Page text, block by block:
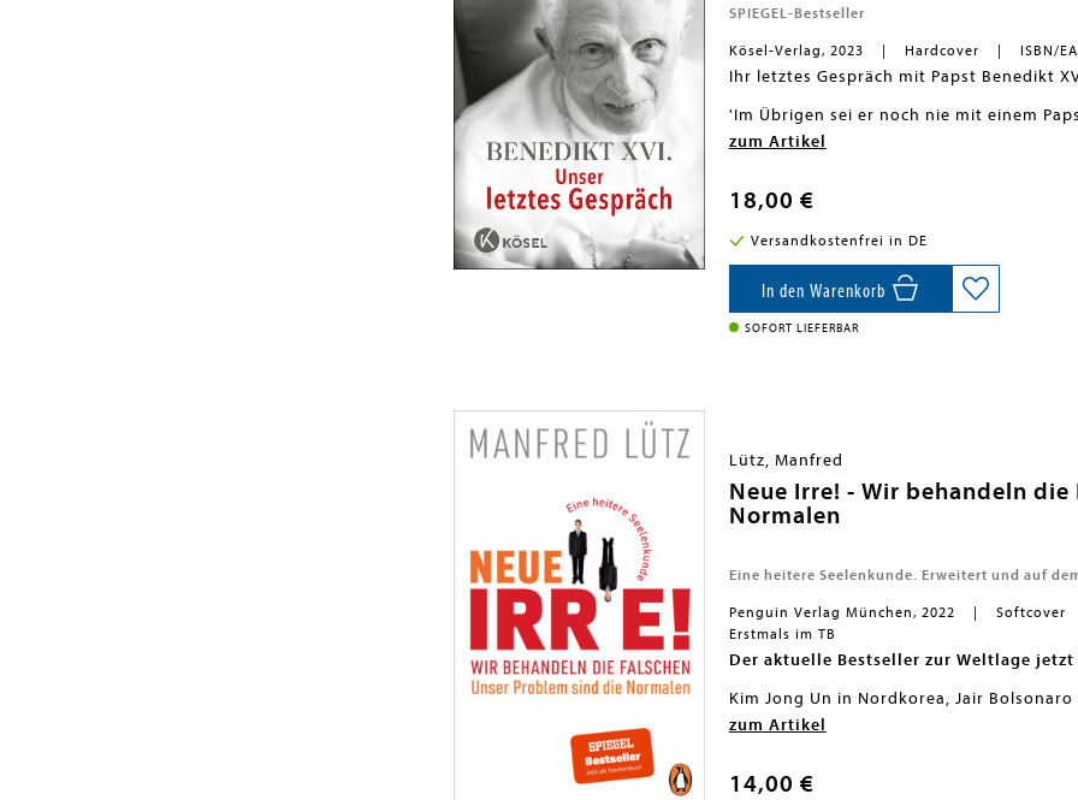
SPIEGEL-Bestseller
Kösel-Verlag, 2023 Hardcover ISBN/
Ihr letztes Gespräch mit Papst Benedikt
'Im Übrigen sei er noch nie mit einem
XII.'Markus Lanz und Manfred Lütz
sie. Und dann trafen sie ihn noch einmal,
hemmungslos offen.Und so ist dieses
größten Theologen unserer Zeit wirft,
Jahrtausend und einen eindrucksvollen
aus der Ruhe bringen ließ und im Herzen
Schicksal wider Willen auf die große
Ausstattung: Mit Schwarz-Weiß-
zum Artikel
18,00 €
Versandkostenfrei in DE
In den Warenkorb
SOFORT LIEFERBAR
Lütz, Manfred
Neue Irre! - Wir behandeln
Normalen
Eine heitere Seelenkunde. Erweitert und auf
Penguin Verlag München, 2022 Softcover
Erstmals im TB
Der aktuelle Bestseller zur Weltlage jetzt
Kim Jong Un in Nordkorea, Jair
USA - weltweit scheint der Irrsinn
überhaupt wirklich verrückt? Was vor
unvermeidlich. Der Irrsinn hat die Macht
Aber auch Psychiatrie und
Irre!« den aktuellen Stand der
sind Angststörungen, was ist
neuen Süchte, und schließlich: Ist
zum Artikel
14,00 €